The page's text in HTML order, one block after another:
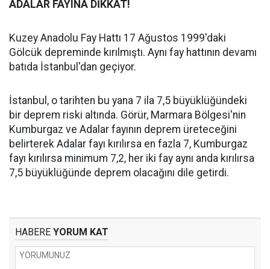
ADALAR FAYINA DİKKAT!
Kuzey Anadolu Fay Hattı 17 Ağustos 1999'daki
Gölcük depreminde kırılmıştı. Aynı fay hattının devamı
batıda İstanbul'dan geçiyor.
İstanbul, o tarihten bu yana 7 ila 7,5 büyüklüğündeki
bir deprem riski altında. Görür, Marmara Bölgesi'nin
Kumburgaz ve Adalar fayının deprem üreteceğini
belirterek Adalar fayı kırılırsa en fazla 7, Kumburgaz
fayı kırılırsa minimum 7,2, her iki fay aynı anda kırılırsa
7,5 büyüklüğünde deprem olacağını dile getirdi.
HABERE YORUM KAT